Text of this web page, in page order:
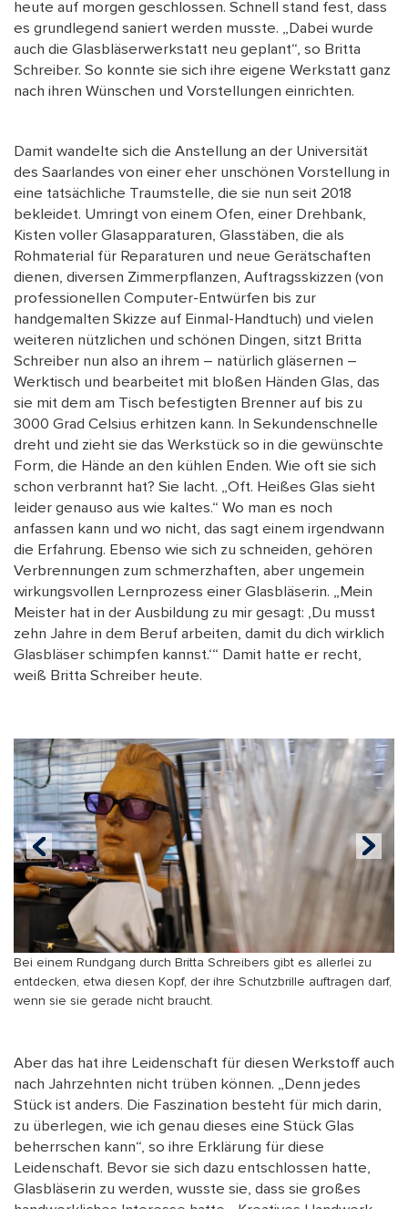
heute auf morgen geschlossen. Schnell stand fest, dass
es grundlegend saniert werden musste. „Dabei wurde
auch die Glasbläserwerkstatt neu geplant“, so Britta
Schreiber. So konnte sie sich ihre eigene Werkstatt ganz
nach ihren Wünschen und Vorstellungen einrichten.
Damit wandelte sich die Anstellung an der Universität
des Saarlandes von einer eher unschönen Vorstellung in
eine tatsächliche Traumstelle, die sie nun seit 2018
bekleidet. Umringt von einem Ofen, einer Drehbank,
Kisten voller Glasapparaturen, Glasstäben, die als
Rohmaterial für Reparaturen und neue Gerätschaften
dienen, diversen Zimmerpflanzen, Auftragsskizzen (von
professionellen Computer-Entwürfen bis zur
handgemalten Skizze auf Einmal-Handtuch) und vielen
weiteren nützlichen und schönen Dingen, sitzt Britta
Schreiber nun also an ihrem – natürlich gläsernen –
Werktisch und bearbeitet mit bloßen Händen Glas, das
sie mit dem am Tisch befestigten Brenner auf bis zu
3000 Grad Celsius erhitzen kann. In Sekundenschnelle
dreht und zieht sie das Werkstück so in die gewünschte
Form, die Hände an den kühlen Enden. Wie oft sie sich
schon verbrannt hat? Sie lacht. „Oft. Heißes Glas sieht
leider genauso aus wie kaltes.“ Wo man es noch
anfassen kann und wo nicht, das sagt einem irgendwann
die Erfahrung. Ebenso wie sich zu schneiden, gehören
Verbrennungen zum schmerzhaften, aber ungemein
wirkungsvollen Lernprozess einer Glasbläserin. „Mein
Meister hat in der Ausbildung zu mir gesagt: ‚Du musst
zehn Jahre in dem Beruf arbeiten, damit du dich wirklich
Glasbläser schimpfen kannst.‘“ Damit hatte er recht,
weiß Britta Schreiber heute.
Bei einem Rundgang durch Britta Schreibers gibt es allerlei zu
entdecken, etwa diesen Kopf, der ihre Schutzbrille auftragen darf,
wenn sie sie gerade nicht braucht.
Aber das hat ihre Leidenschaft für diesen Werkstoff auch
nach Jahrzehnten nicht trüben können. „Denn jedes
Stück ist anders. Die Faszination besteht für mich darin,
zu überlegen, wie ich genau dieses eine Stück Glas
beherrschen kann“, so ihre Erklärung für diese
Leidenschaft. Bevor sie sich dazu entschlossen hatte,
Glasbläserin zu werden, wusste sie, dass sie großes